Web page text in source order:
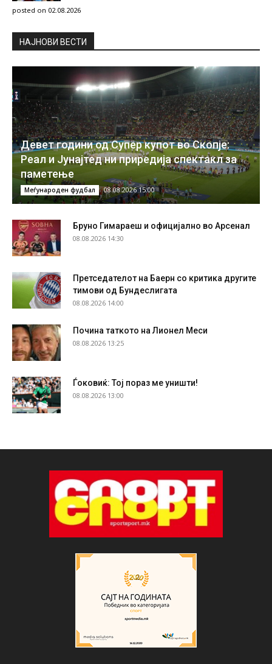
posted on 02.08.2026
НAЈНОВИ ВЕСТИ
Девет години од Супер купот во Скопје:
Реал и Јунајтед ни приредија спектакл за
паметење
Меѓународен фудбал 08.08.2026 15:00
Бруно Гимараеш и официјално во Арсенал
08.08.2026 14:30
Претседателот на Баерн со критика другите
тимови од Бундеслигата
08.08.2026 14:00
Почина таткото на Лионел Меси
08.08.2026 13:25
Ѓоковиќ: Тој пораз ме уништи!
08.08.2026 13:00